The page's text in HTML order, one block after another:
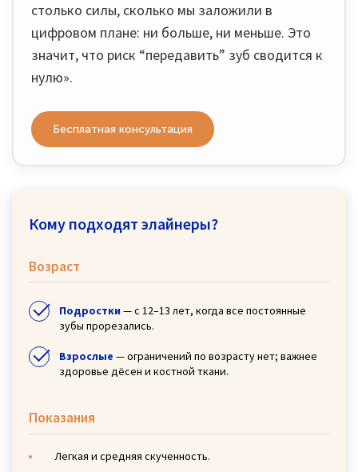
столько силы, сколько мы заложили в
цифровом плане: ни больше, ни меньше. Это
значит, что риск “передавить” зуб сводится к
нулю».
Бесплатная консультация
Кому подходят элайнеры?
Возраст
Подростки— с 12–13 лет, когда все постоянные
зубы прорезались.
Взрослые — ограничений по возрасту нет; важнее
здоровье дёсен и костной ткани.
Показания
Легкая и средняя скученность.